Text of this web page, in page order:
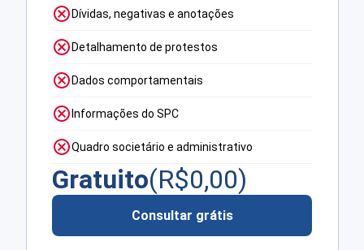
Dívidas, negativas e anotações
Detalhamento de protestos
Dados comportamentais
Informações do SPC
Quadro societário e administrativo
Gratuito(R$0,00)
Consultar grátis